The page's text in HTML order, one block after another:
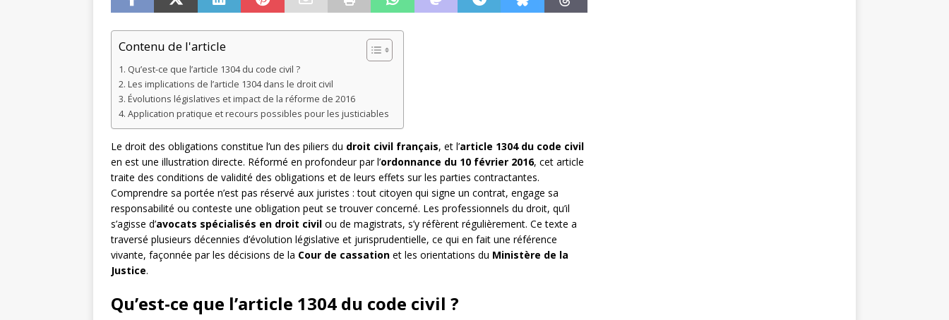
Contenu de l'article
Qu’est-ce que l’article 1304 du code civil ?
Les implications de l’article 1304 dans le droit civil
Évolutions législatives et impact de la réforme de 2016
Application pratique et recours possibles pour les justiciables
Le droit des obligations constitue l’un des piliers du droit civil français, et l’article 1304 du code civil
en est une illustration directe. Réformé en profondeur par l’ordonnance du 10 février 2016, cet article
traite des conditions de validité des obligations et de leurs effets sur les parties contractantes.
Comprendre sa portée n’est pas réservé aux juristes : tout citoyen qui signe un contrat, engage sa
responsabilité ou conteste une obligation peut se trouver concerné. Les professionnels du droit, qu’il
s’agisse d’avocats spécialisés en droit civil ou de magistrats, s’y réfèrent régulièrement. Ce texte a
traversé plusieurs décennies d’évolution législative et jurisprudentielle, ce qui en fait une référence
vivante, façonnée par les décisions de la Cour de cassation et les orientations du Ministère de la
Justice.
Qu’est-ce que l’article 1304 du code civil ?